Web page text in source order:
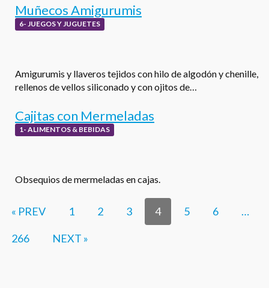
Muñecos Amigurumis
6- JUEGOS Y JUGUETES
Amigurumis y llaveros tejidos con hilo de algodón y chenille,
rellenos de vellos siliconado y con ojitos de…
Cajitas con Mermeladas
1- ALIMENTOS & BEBIDAS
Obsequios de mermeladas en cajas.
« PREV 1 2 3 4 5 6 …
266 NEXT »